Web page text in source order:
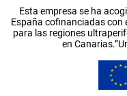
Esta empresa se ha
España cofinanciadas con
para las regiones
en